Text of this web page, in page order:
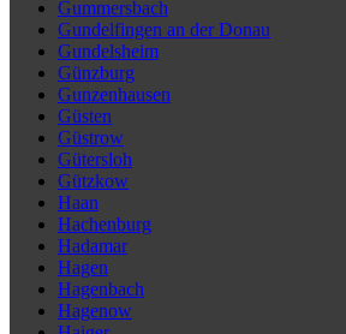
Gummersbach
Gundelfingen an der Donau
Gundelsheim
Günzburg
Gunzenhausen
Güsten
Güstrow
Gütersloh
Gützkow
Haan
Hachenburg
Hadamar
Hagen
Hagenbach
Hagenow